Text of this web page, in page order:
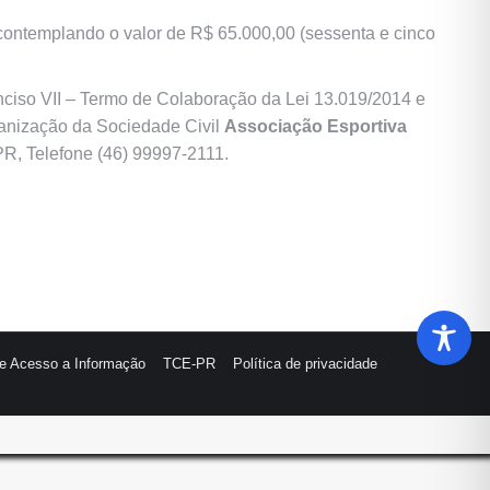
o valor de R$ 65.000,00 (sessenta e cinco
VII – Termo de Colaboração da Lei 13.019/2014 e
da Sociedade Civil Associação Esportiva
Telefone (46) 99997-2111.
Acesso a Informação TCE-PR
Política de privacidade